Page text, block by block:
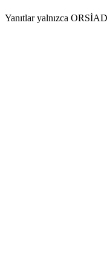
Yanıtlar yalnızca